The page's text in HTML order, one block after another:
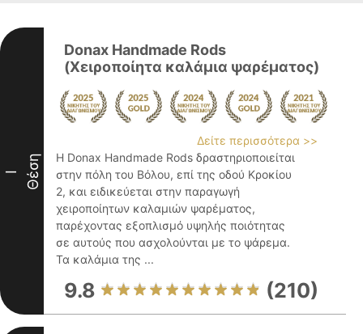
I Θέση
Donax Handmade Rods
(Χειροποίητα καλάμια ψαρέματος)
Δείτε περισσότερα >>
Η Donax Handmade Rods δραστηριοποιείται
στην πόλη του Βόλου, επί της οδού Κροκίου
2, και ειδικεύεται στην παραγωγή
χειροποίητων καλαμιών ψαρέματος,
παρέχοντας εξοπλισμό υψηλής ποιότητας
σε αυτούς που ασχολούνται με το ψάρεμα.
Τα καλάμια της ...
9.8 (210)